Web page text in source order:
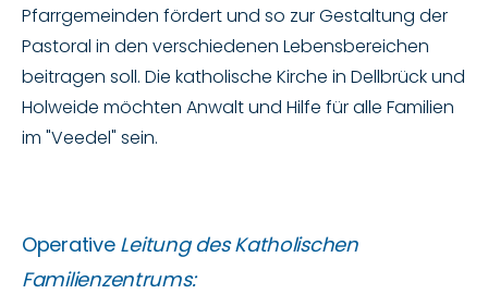
Pfarrgemeinden fördert und so zur Gestaltung der
Pastoral in den verschiedenen Lebensbereichen
beitragen soll. Die katholische Kirche in Dellbrück und
Holweide möchten Anwalt und Hilfe für alle Familien
im "Veedel" sein.
Operative Leitung des Katholischen
Familienzentrums: